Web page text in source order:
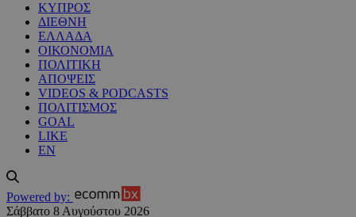
ΚΥΠΡΟΣ
ΔΙΕΘΝΗ
ΕΛΛΑΔΑ
ΟΙΚΟΝΟΜΙΑ
ΠΟΛΙΤΙΚΗ
ΑΠΟΨΕΙΣ
VIDEOS & PODCASTS
ΠΟΛΙΤΙΣΜΟΣ
GOAL
LIKE
EN
Powered by:
Σάββατο 8 Αυγούστου 2026